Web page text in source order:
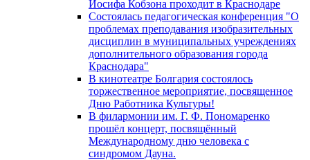
Иосифа Кобзона проходит в Краснодаре
Состоялась педагогическая конференция "О
проблемах преподавания изобразительных
дисциплин в муниципальных учреждениях
дополнительного образования города
Краснодара"
В кинотеатре Болгария состоялось
торжественное мероприятие, посвященное
Дню Работника Культуры!
В филармонии им. Г. Ф. Пономаренко
прошёл концерт, посвящённый
Международному дню человека с
синдромом Дауна.